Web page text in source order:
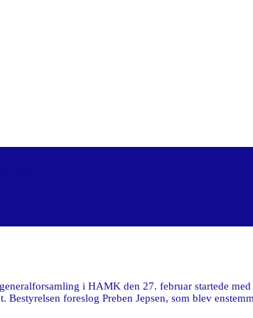
i HAMK den 27. februar startede med
Bestyrelsen foreslog Preben Jepsen, som blev